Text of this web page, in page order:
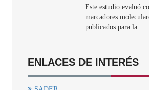
Este estudio evaluó
marcadores
publicados para la...
ENLACES DE INTERÉS